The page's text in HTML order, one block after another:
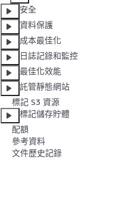
安全
資料保護
成本最佳化
日誌記錄和監控
最佳化效能
託管靜態網站
標記 S3 資源
標記儲存貯體
配額
參考資料
文件歷史記錄